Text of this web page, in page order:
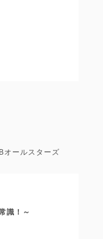
ールスターズ
識！～